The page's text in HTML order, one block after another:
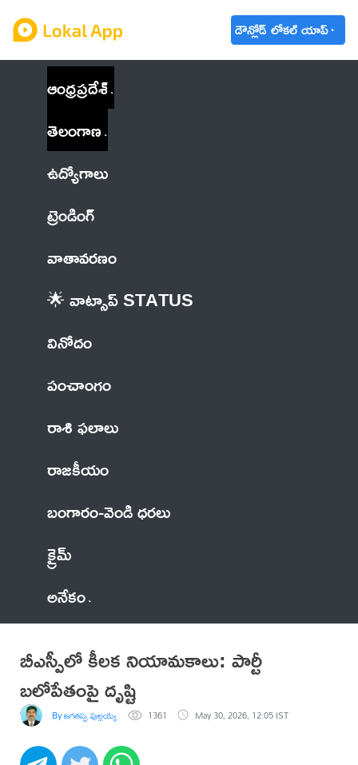
డౌన్లోడ్ లోకల్ యాప్
ఆంధ్రప్రదేశ్
తెలంగాణ
ఉద్యోగాలు
ట్రెండింగ్
వాతావరణం
🌟 వాట్సాప్ STATUS
వినోదం
పంచాంగం
రాశి ఫలాలు
రాజకీయం
బంగారం-వెండి ధరలు
క్రైమ్
అనేకం
బీఎస్పీలో కీలక నియామకాలు: పార్టీ
బలోపేతంపై దృష్టి
By జగతప్ప పుల్లయ్య 1361 May 30, 2026, 12:05 IST